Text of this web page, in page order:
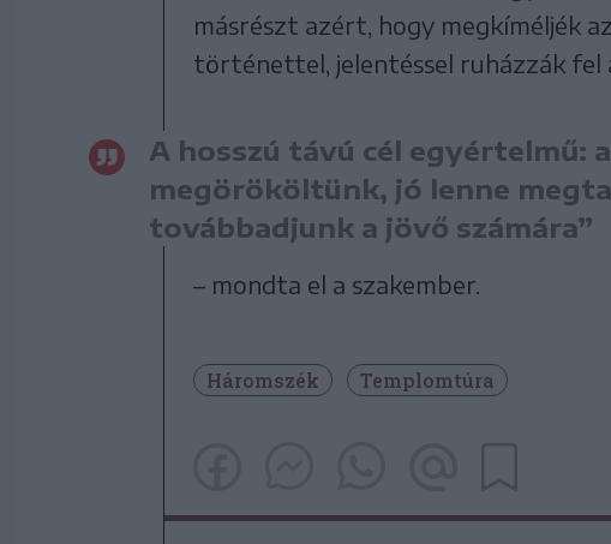
másrészt azért, hogy megkíméljék
történettel, jelentéssel ruházzák
A hosszú távú cél egyértelmű:
megörököltünk, jó lenne
továbbadjunk a jövő számára”
– mondta el a szakember.
Háromszék Templomtúra